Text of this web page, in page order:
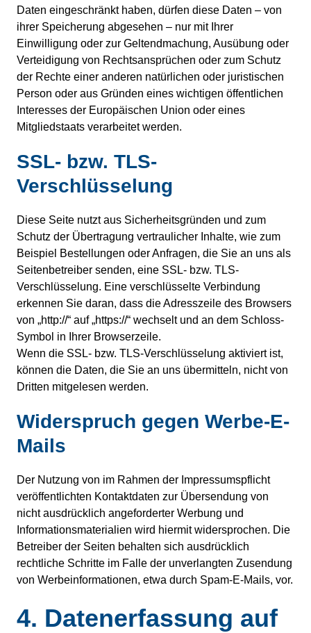
Daten eingeschränkt haben, dürfen diese Daten – von
ihrer Speicherung abgesehen – nur mit Ihrer
Einwilligung oder zur Geltendmachung, Ausübung oder
Verteidigung von Rechtsansprüchen oder zum Schutz
der Rechte einer anderen natürlichen oder juristischen
Person oder aus Gründen eines wichtigen öffentlichen
Interesses der Europäischen Union oder eines
Mitgliedstaats verarbeitet werden.
SSL- bzw. TLS-
Verschlüsselung
Diese Seite nutzt aus Sicherheitsgründen und zum
Schutz der Übertragung vertraulicher Inhalte, wie zum
Beispiel Bestellungen oder Anfragen, die Sie an uns als
Seitenbetreiber senden, eine SSL- bzw. TLS-
Verschlüsselung. Eine verschlüsselte Verbindung
erkennen Sie daran, dass die Adresszeile des Browsers
von „http://“ auf „https://“ wechselt und an dem Schloss-
Symbol in Ihrer Browserzeile.
Wenn die SSL- bzw. TLS-Verschlüsselung aktiviert ist,
können die Daten, die Sie an uns übermitteln, nicht von
Dritten mitgelesen werden.
Widerspruch gegen Werbe-E-
Mails
Der Nutzung von im Rahmen der Impressumspflicht
veröffentlichten Kontaktdaten zur Übersendung von
nicht ausdrücklich angeforderter Werbung und
Informationsmaterialien wird hiermit widersprochen. Die
Betreiber der Seiten behalten sich ausdrücklich
rechtliche Schritte im Falle der unverlangten Zusendung
von Werbeinformationen, etwa durch Spam-E-Mails, vor.
4. Datenerfassung auf